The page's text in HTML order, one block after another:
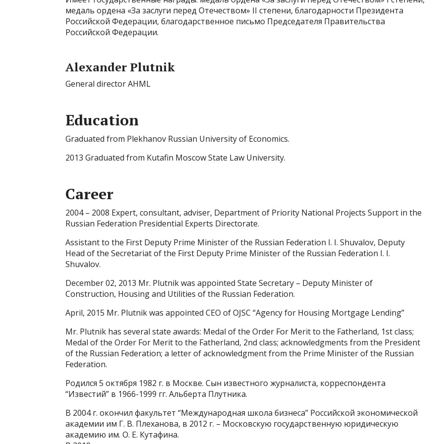
медаль ордена «За заслуги перед Отечеством» II степени, благодарности Президента
Российской Федерации, благодарственное письмо Председателя Правительства
Российской Федерации.
Alexander Plutnik
General director AHML
Education
Graduated from Plekhanov Russian University of Economics.
2013 Graduated from Kutafin Moscow State Law University.
Career
2004 – 2008 Expert, consultant, adviser, Department of Priority National Projects Support in the
Russian Federation Presidential Experts Directorate.
Assistant to the First Deputy Prime Minister of the Russian Federation I. I. Shuvalov, Deputy
Head of the Secretariat of the First Deputy Prime Minister of the Russian Federation I. I.
Shuvalov.
December 02, 2013 Mr. Plutnik was appointed State Secretary – Deputy Minister of
Construction, Housing and Utilities of the Russian Federation.
April, 2015 Mr. Plutnik was appointed CEO of OJSC “Agency for Housing Mortgage Lending”
Mr. Plutnik has several state awards: Medal of the Order For Merit to the Fatherland, 1st class;
Medal of the Order For Merit to the Fatherland, 2nd class; acknowledgments from the President
of the Russian Federation; a letter of acknowledgment from the Prime Minister of the Russian
Federation.
Родился 5 октября 1982 г. в Москве. Сын известного журналиста, корреспондента
“Известий” в 1966-1999 гг. Альберта Плутника.
В 2004 г. окончил факультет “Международная школа бизнеса” Российской экономической
академии им Г. В. Плеханова, в 2012 г. – Московскую государственную юридическую
академию им. О. Е. Кутафина.